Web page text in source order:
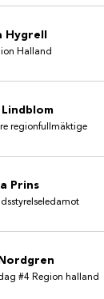
Hygrell
Halland
Lindblom
regionfullmäktige
Prins
#4 Region halland